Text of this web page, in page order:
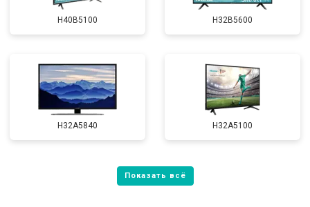
H40B5100 H32B5600
H32A5840 H32A5100